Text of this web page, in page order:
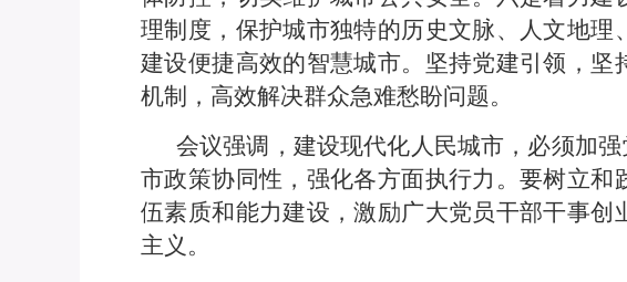
理制度，保护城市独特的历史文脉、人文地
建设便捷高效的智慧城市。坚持党建引领，
机制，高效解决群众急难愁盼问题。
会议强调，建设现代化人民城市，必须加
市政策协同性，强化各方面执行力。要树立
伍素质和能力建设，激励广大党员干部干事
主义。